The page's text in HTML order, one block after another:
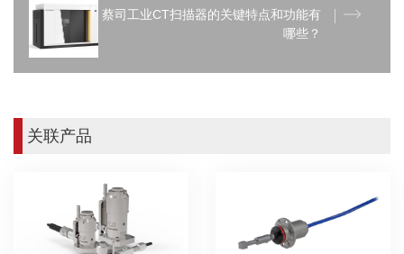
蔡司工业CT扫描器的关键特点和功能有
哪些？
关联产品